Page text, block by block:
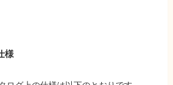
様
ログ上の仕様は以下のとおりです。